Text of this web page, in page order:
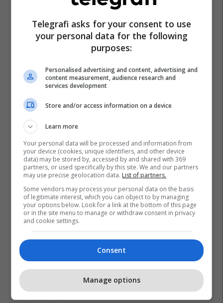
Promo
Telegrafi asks for your consent to use
your personal data for the following
purposes:
Personalised advertising and content, advertising and
content measurement, audience research and
services development
Store and/or access information on a device
Learn more
Your personal data will be processed and information from
your device (cookies, unique identifiers, and other device
data) may be stored by, accessed by and shared with 369
partners, or used specifically by this site. We and our partners
may use precise geolocation data. List of partners.
Some vendors may process your personal data on the basis
of legitimate interest, which you can object to by managing
your options below. Look for a link at the bottom of this page
or in the site menu to manage or withdraw consent in privacy
and cookie settings.
Consent
Manage options